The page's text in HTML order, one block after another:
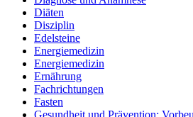
Diäten
Disziplin
Edelsteine
Energiemedizin
Energiemedizin
Ernährung
Fachrichtungen
Fasten
Gesundheit und Prävention: